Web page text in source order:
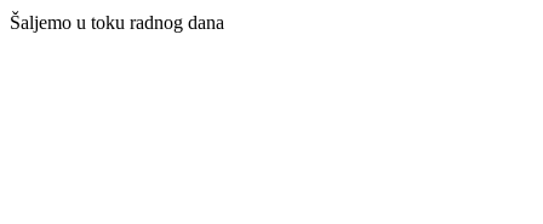
Šaljemo u toku radnog dana​